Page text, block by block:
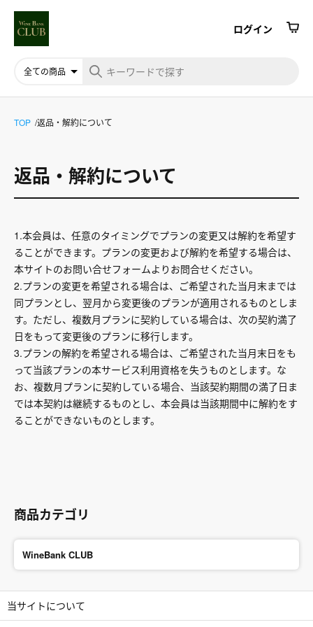
ログイン
TOP 返品・解約について
返品・解約について
1.本会員は、任意のタイミングでプランの変更又は解約を希望す
ることができます。プランの変更および解約を希望する場合は、
本サイトのお問い合せフォームよりお問合せください。
2.プランの変更を希望される場合は、ご希望された当月末までは
同プランとし、翌月から変更後のプランが適用されるものとしま
す。ただし、複数月プランに契約している場合は、次の契約満了
日をもって変更後のプランに移行します。
3.プランの解約を希望される場合は、ご希望された当月末日をも
って当該プランの本サービス利用資格を失うものとします。な
お、複数月プランに契約している場合、当該契約期間の満了日ま
では本契約は継続するものとし、本会員は当該期間中に解約をす
ることができないものとします。
商品カテゴリ
WineBank CLUB
当サイトについて